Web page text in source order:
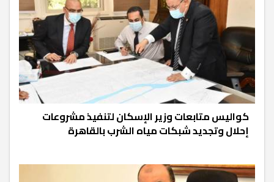
كواليس متابعات وزير الإسكان لتنفيذ مشروعات
إحلال وتجديد شبكات مياه الشرب بالقاهرة